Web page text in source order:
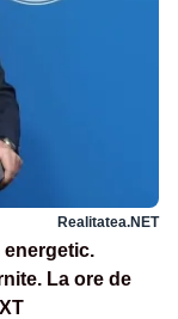
Realitatea.NET
La ore de